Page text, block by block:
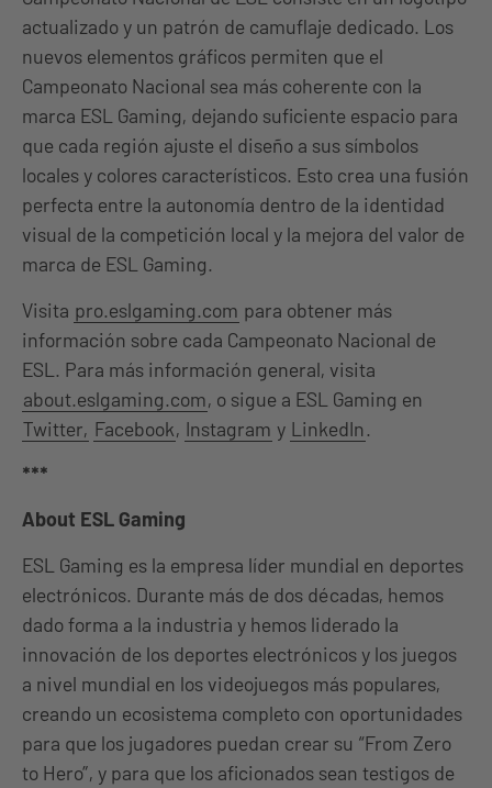
actualizado y un patrón de camuflaje dedicado. Los
nuevos elementos gráficos permiten que el
Campeonato Nacional sea más coherente con la
marca ESL Gaming, dejando suficiente espacio para
que cada región ajuste el diseño a sus símbolos
locales y colores característicos. Esto crea una fusión
perfecta entre la autonomía dentro de la identidad
visual de la competición local y la mejora del valor de
marca de ESL Gaming.
Visita pro.eslgaming.com para obtener más
información sobre cada Campeonato Nacional de
ESL. Para más información general, visita
about.eslgaming.com, o sigue a ESL Gaming en
Twitter, Facebook, Instagram y LinkedIn.
***
About ESL Gaming
ESL Gaming es la empresa líder mundial en deportes
electrónicos. Durante más de dos décadas, hemos
dado forma a la industria y hemos liderado la
innovación de los deportes electrónicos y los juegos
a nivel mundial en los videojuegos más populares,
creando un ecosistema completo con oportunidades
para que los jugadores puedan crear su “From Zero
to Hero”, y para que los aficionados sean testigos de